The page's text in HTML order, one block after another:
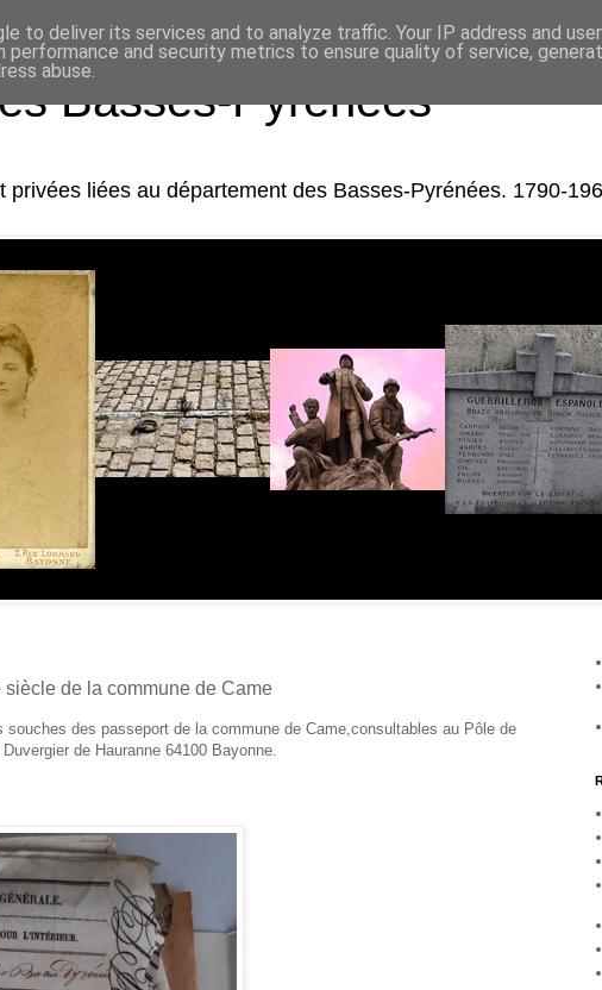
Basses-Pyrénées
privées liées au département des Basses-Pyrénées. 1790-
de la commune de Came
souches des passeport de la commune de Came,consultables au Pôle de
de Hauranne 64100 Bayonne.
to deliver its services and to analyze traffic. Your IP address and
performance and security metrics to ensure quality of service,
abuse.